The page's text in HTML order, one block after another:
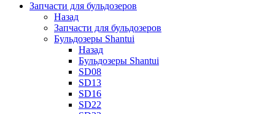
Запчасти для бульдозеров
Назад
Запчасти для бульдозеров
Бульдозеры Shantui
Назад
Бульдозеры Shantui
SD08
SD13
SD16
SD22